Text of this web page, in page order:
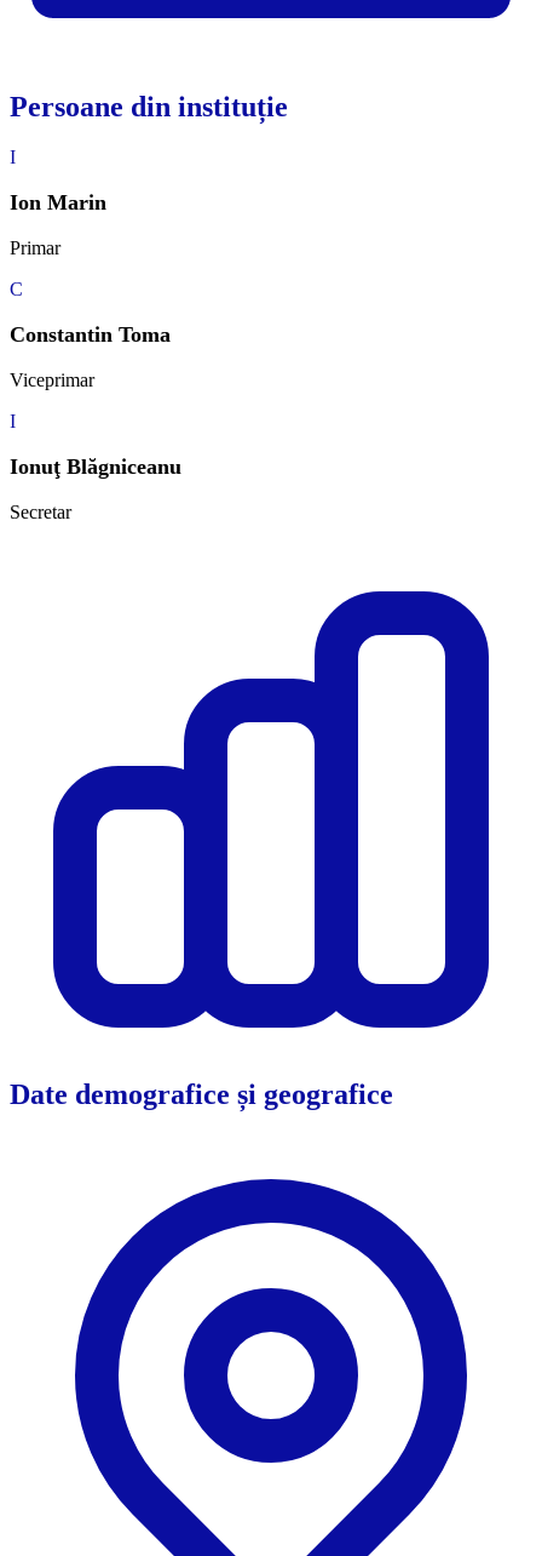
Persoane din instituție
I
Ion Marin
Primar
C
Constantin Toma
Viceprimar
I
Ionuţ Blăgniceanu
Secretar
Date demografice și geografice